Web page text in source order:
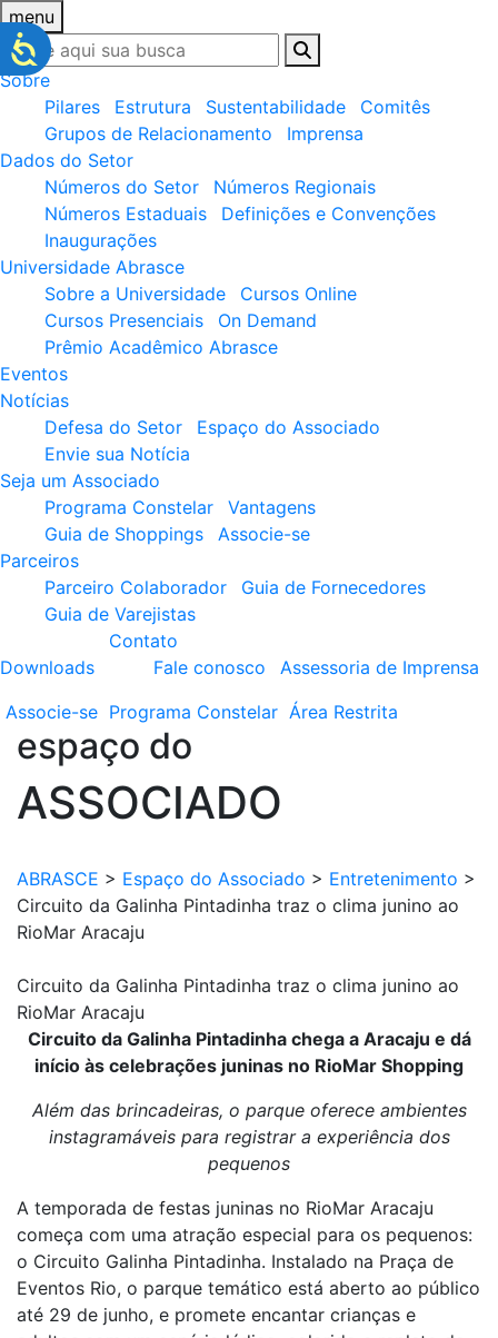
menu
Sobre
Pilares
Estrutura Sustentabilidade
Comitês
Grupos de Relacionamento
Imprensa
Dados do Setor
Números do Setor
Números Regionais
Números Estaduais
Definições e Convenções
Inaugurações
Universidade Abrasce
Sobre a Universidade
Cursos Online
Cursos Presenciais
On Demand
Prêmio Acadêmico Abrasce
Eventos
Notícias
Defesa do Setor
Espaço do Associado
Envie sua Notícia
Seja um Associado
Programa Constelar
Vantagens
Guia de Shoppings
Associe-se
Parceiros
Parceiro Colaborador
Guia de Fornecedores
Guia de Varejistas
Downloads
Contato
Fale conosco
Assessoria de Imprensa
Associe-se Programa Constelar Área Restrita
espaço do
ASSOCIADO
ABRASCE > Espaço do Associado > Entretenimento >
Circuito da Galinha Pintadinha traz o clima junino ao
RioMar Aracaju
Circuito da Galinha Pintadinha traz o clima junino ao
RioMar Aracaju
Circuito da Galinha Pintadinha chega a Aracaju e dá
início às celebrações juninas no RioMar Shopping
Além das brincadeiras, o parque oferece ambientes
instagramáveis para registrar a experiência dos
pequenos
A temporada de festas juninas no RioMar Aracaju
começa com uma atração especial para os pequenos:
o Circuito Galinha Pintadinha. Instalado na Praça de
Eventos Rio, o parque temático está aberto ao público
até 29 de junho, e promete encantar crianças e